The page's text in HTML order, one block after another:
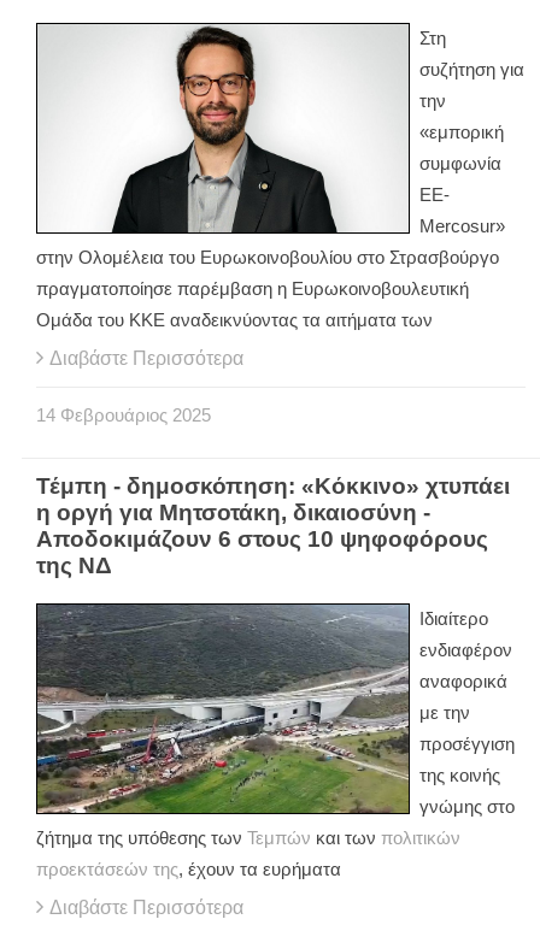
Στη
συζήτηση για
την
«εμπορική
συμφωνία
ΕΕ-
Mercosur»
στην Ολομέλεια του Ευρωκοινοβουλίου στο Στρασβούργο
πραγματοποίησε παρέμβαση η Ευρωκοινοβουλευτική
Ομάδα του ΚΚΕ αναδεικνύοντας τα αιτήματα των
Διαβάστε Περισσότερα
14 Φεβρουάριος 2025
Τέμπη - δημοσκόπηση: «Κόκκινο» χτυπάει
η οργή για Μητσοτάκη, δικαιοσύνη -
Αποδοκιμάζουν 6 στους 10 ψηφοφόρους
της ΝΔ
Ιδιαίτερο
ενδιαφέρον
αναφορικά
με την
προσέγγιση
της κοινής
γνώμης στο
ζήτημα της υπόθεσης των Τεμπών και των πολιτικών
προεκτάσεών της, έχουν τα ευρήματα
Διαβάστε Περισσότερα